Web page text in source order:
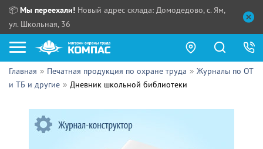
📦 Мы переехали! Новый адрес склада: Домодедово, с. Ям,
ул. Школьная, 36
Как купить?
Сотрудничество
Главная Печатная продукция по охране труда
Журналы по ОТ
и ТБ и другие
Дневник школьной библиотеки